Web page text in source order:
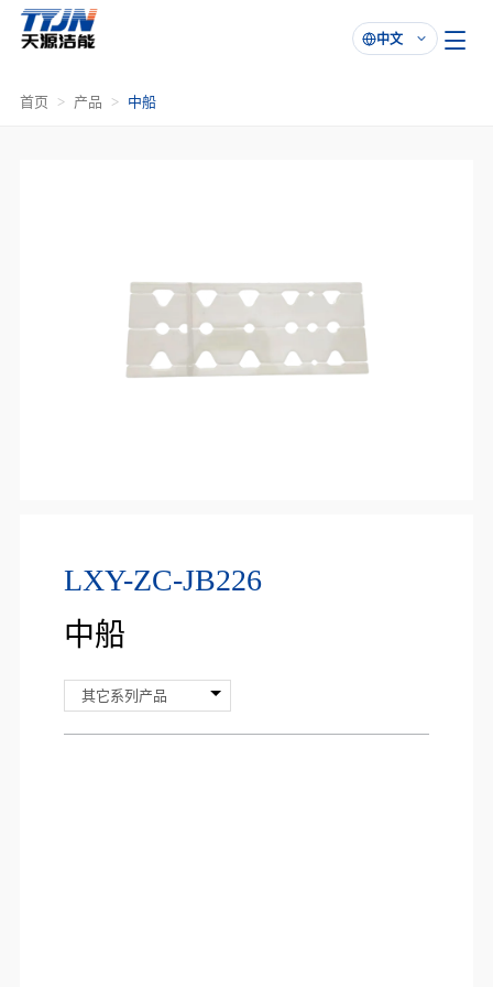

中文
首页 产品 中船
LXY-ZC-JB226
中船
其它系列产品